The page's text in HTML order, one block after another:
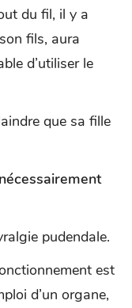
du fil, il y a
fils, aura
d’utiliser le
que sa fille
pudendale.
est
d’un organe,